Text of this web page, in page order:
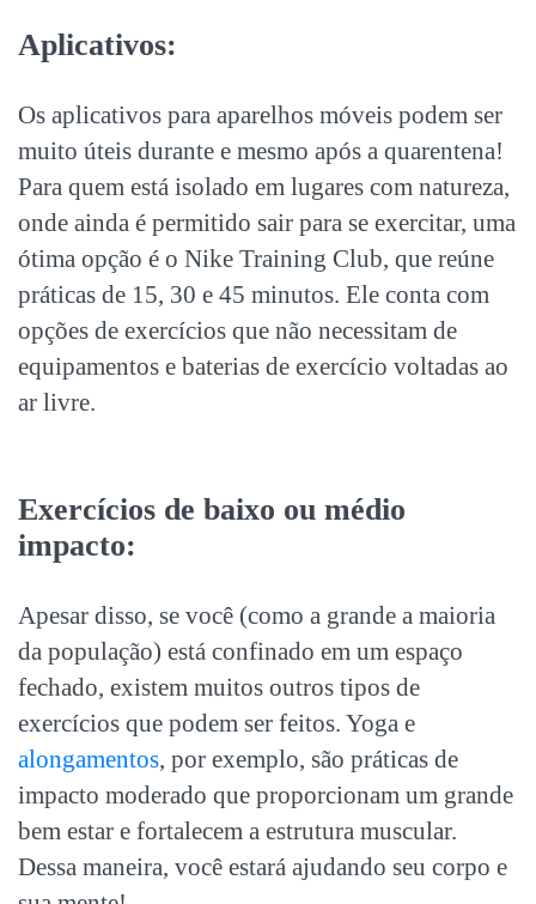
Aplicativos:
Os aplicativos para aparelhos móveis podem ser
muito úteis durante e mesmo após a quarentena!
Para quem está isolado em lugares com natureza,
onde ainda é permitido sair para se exercitar, uma
ótima opção é o Nike Training Club, que reúne
práticas de 15, 30 e 45 minutos. Ele conta com
opções de exercícios que não necessitam de
equipamentos e baterias de exercício voltadas ao
ar livre.
Exercícios de baixo ou médio
impacto:
Apesar disso, se você (como a grande a maioria
da população) está confinado em um espaço
fechado, existem muitos outros tipos de
exercícios que podem ser feitos. Yoga e
alongamentos, por exemplo, são práticas de
impacto moderado que proporcionam um grande
bem estar e fortalecem a estrutura muscular.
Dessa maneira, você estará ajudando seu corpo e